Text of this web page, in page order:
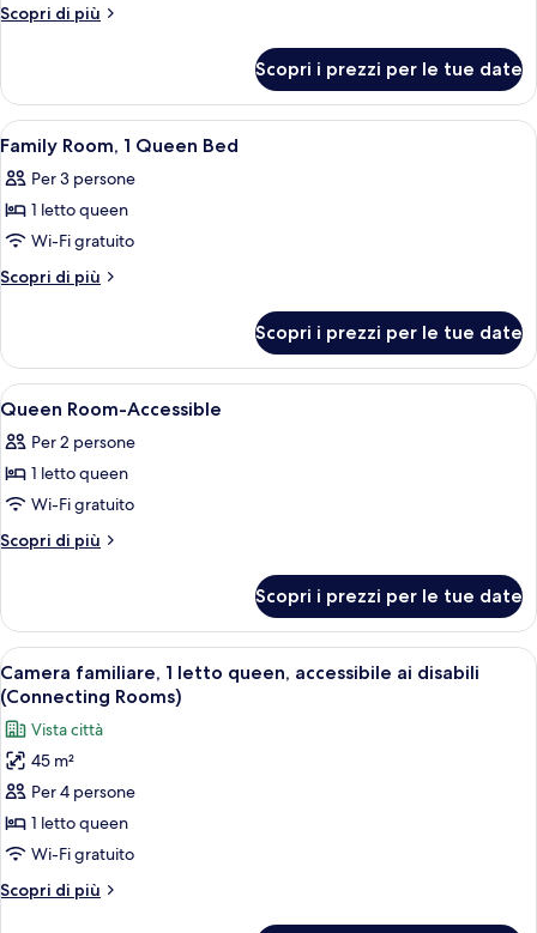
queen,
Scopri di più
Altri
1
letto
queen,
balcone
Scopri i prezzi per le tue date
Apri
tutte
le
foto
per
Family
Queen
Bed
Una camera d'albergo con un letto,
10
Family Room, 1 Queen Bed
Per 3 persone
1 letto queen
Wi-Fi gratuito
Scopri di più
Altri
Room,
Queen
Scopri i prezzi per le tue date
Apri
tutte
le
foto
per
Queen
Biancheria da letto di alta qualità,
5
Queen Room-Accessible
Per 2 persone
1 letto queen
Wi-Fi gratuito
Scopri di più
Altri
Room-
Accessible
Scopri i prezzi per le tue date
Apri
tutte
le
foto
per
Camera
familiare,
1
letto
queen,
Camera d'albergo con un letto, una
6
Camera familiare, 1 letto queen, accessibile ai disabili
(Connecting Rooms)
Vista città
45 m²
Per 4 persone
1 letto queen
Wi-Fi gratuito
Scopri di più
Altri